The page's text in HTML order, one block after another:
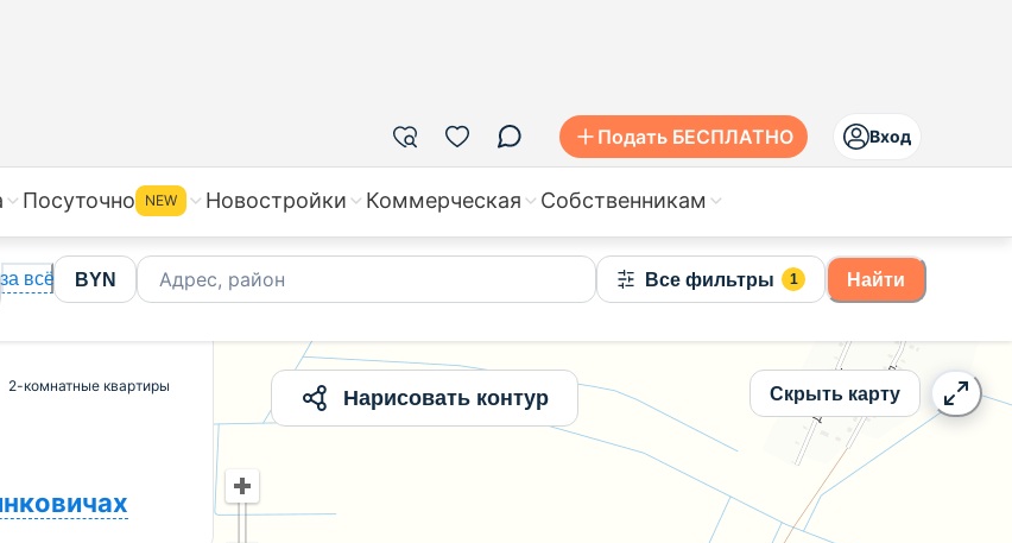
Подать БЕСПЛАТНО Вход
Посуточно NEW Новостройки Коммерческая Собственникам
за всё BYN Адрес, район Все фильтры 1 Найти
2-комнатные квартиры Нарисовать контур Скрыть карту